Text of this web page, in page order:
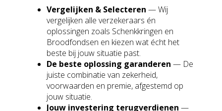
Vergelijken & Selecteren — Wij
vergelijken alle verzekeraars én
oplossingen zoals Schenkkringen en
Broodfondsen en kiezen wat écht het
beste bij jouw situatie past.
De beste oplossing garanderen — De
juiste combinatie van zekerheid,
voorwaarden en premie, afgestemd op
jouw situatie.
Jouw investering terugverdienen —